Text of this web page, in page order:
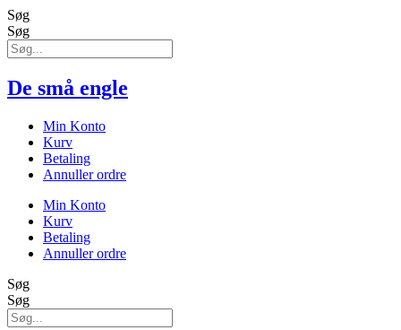
Søg
Søg
De små engle
Min Konto
Kurv
Betaling
Annuller ordre
Min Konto
Kurv
Betaling
Annuller ordre
Søg
Søg